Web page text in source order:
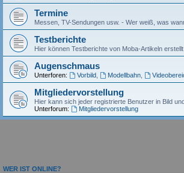
Termine
Messen, TV-Sendungen usw. - Wer weiß, was
Testberichte
Hier können Testberichte von Moba-Artikeln
Augenschmaus
Unterforen: Vorbild, Modellbahn,
Mitgliedervorstellung
Hier kann sich jeder registrierte Benutzer in Bild
Unterforum:
Mitgliedervorstellung
WER IST ONLINE?